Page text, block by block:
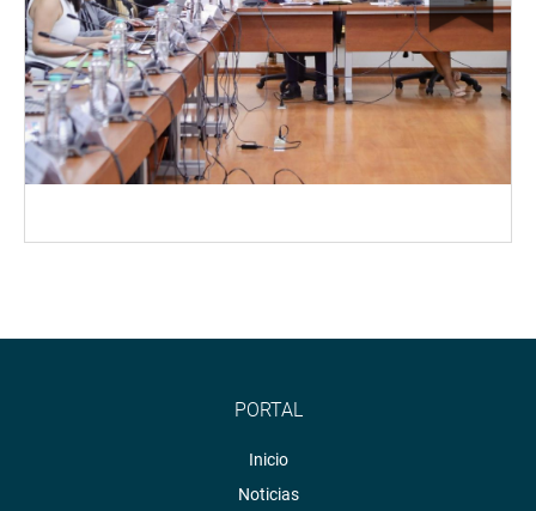
PORTAL
Inicio
Noticias